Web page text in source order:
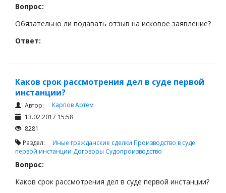
Вопрос:
Обязательно ли подавать отзыв на исковое заявление?
Ответ:
заявление с приложением документов, которые
опровергают доводы относительно иска, а также
документов о направлении ответчиком копий отзыва и
прилагаемых к нему документов истцу и другим лицам,
участвующим в деле.
Каков срок рассмотрения дел в суде первой
инстанции?
Автор:
Карпов Артём
13.02.2017 15:58
8281
Раздел: Иные гражданские сделки Производство в суде
первой инстанции Договоры Судопроизводство
Вопрос:
Каков срок рассмотрения дел в суде первой инстанции?